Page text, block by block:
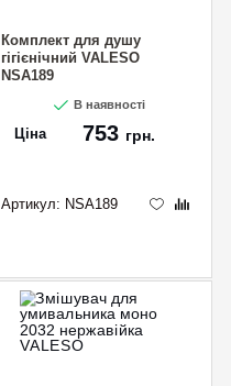
Комплект для душу
гігієнічний VALESO
NSA189
В наявності
Ціна 753 грн.
Артикул: NSA189
OK
CANCEL